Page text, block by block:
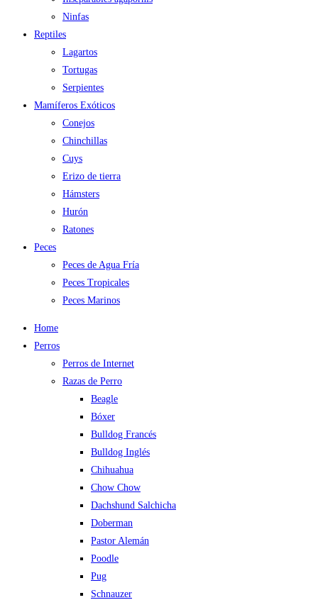
Ninfas
Reptiles
Lagartos
Tortugas
Serpientes
Mamíferos Exóticos
Conejos
Chinchillas
Cuys
Erizo de tierra
Hámsters
Hurón
Ratones
Peces
Peces de Agua Fría
Peces Tropicales
Peces Marinos
Home
Perros
Perros de Internet
Razas de Perro
Beagle
Bóxer
Bulldog Francés
Bulldog Inglés
Chihuahua
Chow Chow
Dachshund Salchicha
Doberman
Pastor Alemán
Poodle
Pug
Schnauzer